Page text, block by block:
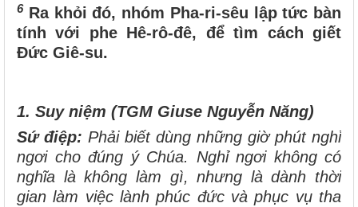
6 Ra khỏi đó, nhóm Pha-ri-sêu lập tức bàn
tính với phe Hê-rô-đê, để tìm cách giết
Đức Giê-su.
1. Suy niệm (TGM Giuse Nguyễn Năng)
Sứ điệp: Phải biết dùng những giờ phút nghỉ
ngơi cho đúng ý Chúa. Nghỉ ngơi không có
nghĩa là không làm gì, nhưng là dành thời
gian làm việc lành phúc đức và phục vụ tha